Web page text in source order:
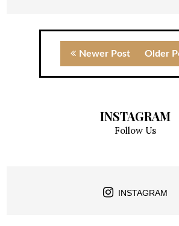
Newer Post Older
INSTAGRAM
Follow Us
INSTAGRAM